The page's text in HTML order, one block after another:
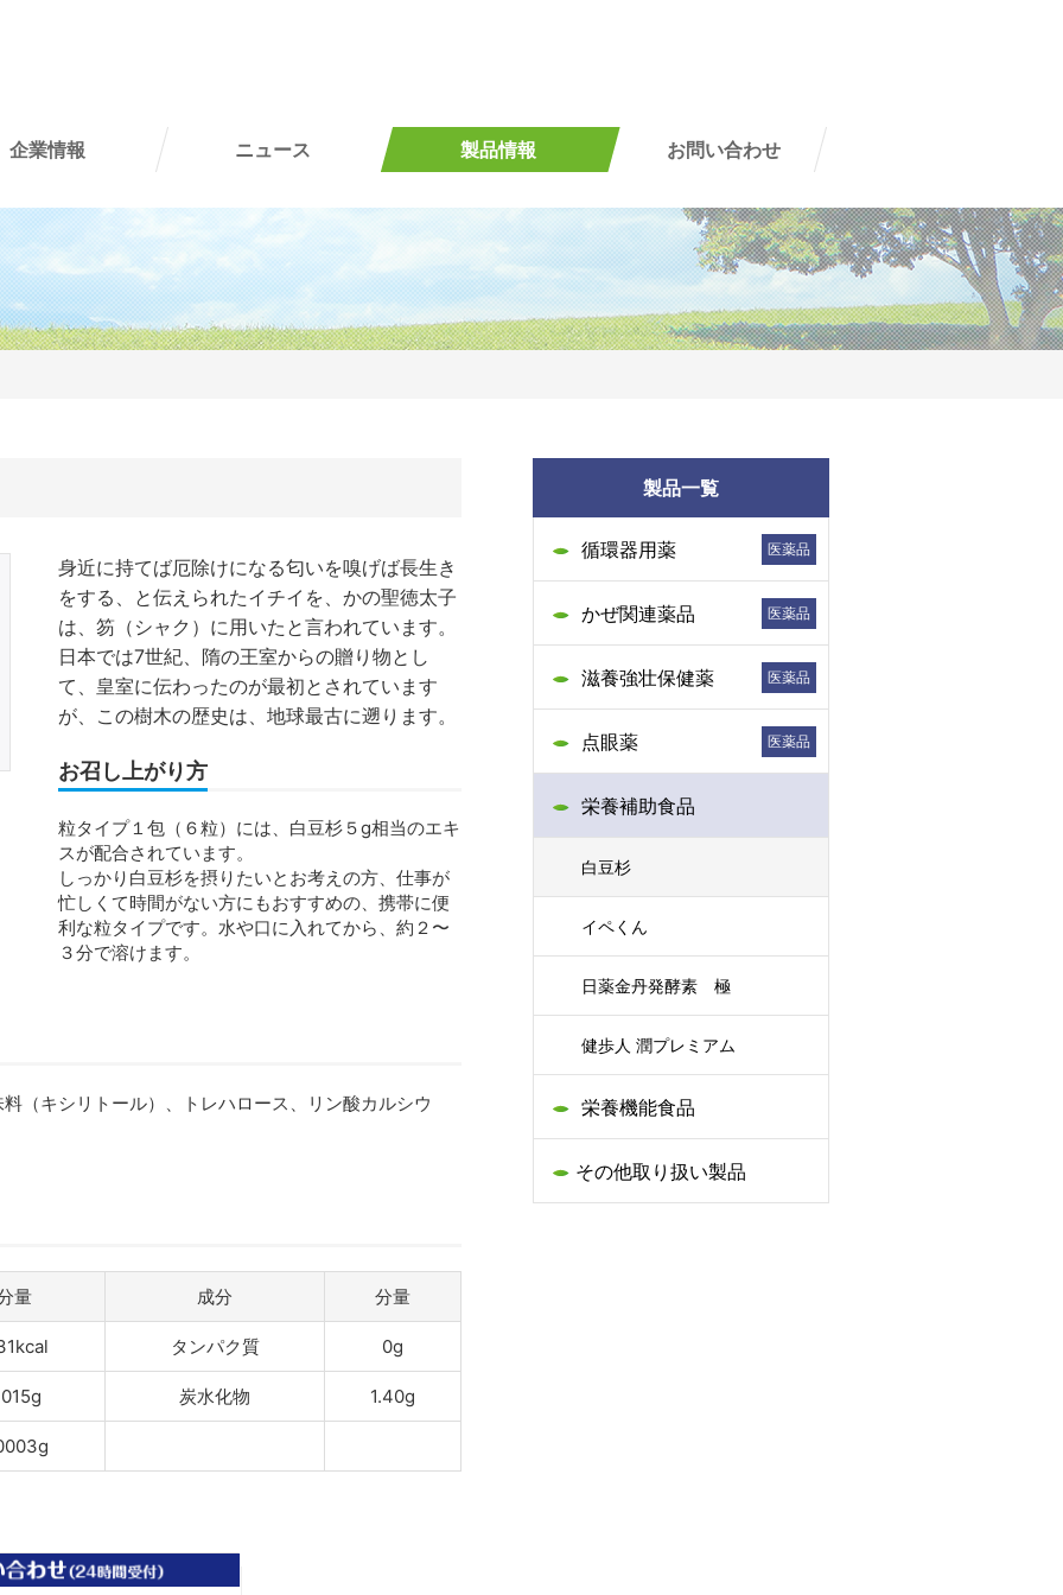
企業情報 ニュース 製品情報 お問い合わせ
身近に持てば厄除けになる匂いを嗅げば長生き
をする、と伝えられたイチイを、かの聖徳太子
は、笏（シャク）に用いたと言われています。
日本では7世紀、隋の王室からの贈り物とし
て、皇室に伝わったのが最初とされています
が、この樹木の歴史は、地球最古に遡ります。
お召し上がり方
粒タイプ１包（６粒）には、白豆杉５g相当のエキ
スが配合されています。
しっかり白豆杉を摂りたいとお考えの方、仕事が
忙しくて時間がない方にもおすすめの、携帯に便
利な粒タイプです。水や口に入れてから、約２〜
３分で溶けます。
（キシリトール）、トレハロース、リン酸カルシウ
量 成分 分量
タンパク質 0g
炭水化物 1.40g
製品一覧
循環器用薬 医薬品
かぜ関連薬品 医薬品
滋養強壮保健薬 医薬品
点眼薬 医薬品
栄養補助食品
白豆杉
イペくん
日薬金丹発酵素 極
健歩人 潤プレミアム
栄養機能食品
その他取り扱い製品